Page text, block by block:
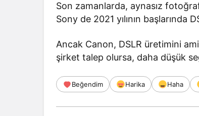
Son zamanlarda, aynasız
Sony de 2021 yılının başlarında
Ancak Canon, DSLR üretimini
şirket talep olursa, daha düşük
Beğendim Harika Haha